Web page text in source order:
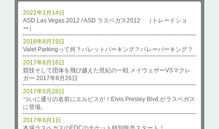
ASD Las Vegas 2012 / ASD ラスベガス2012 （トレードショ
ー）
2022年1月14日
Valet Parkingって何？バレットパーキング？バレーパーキング？
2018年8月19日
競技そして団体を飛び越えた世紀の一戦 メイウェザーVSマクレ
ガー 2017年8月26日
2017年8月16日
ついに通りの名前にエルビスが！Elvis Presley Blvd.がラスベガス
に登場。
2017年6月28日
2017年6月1日